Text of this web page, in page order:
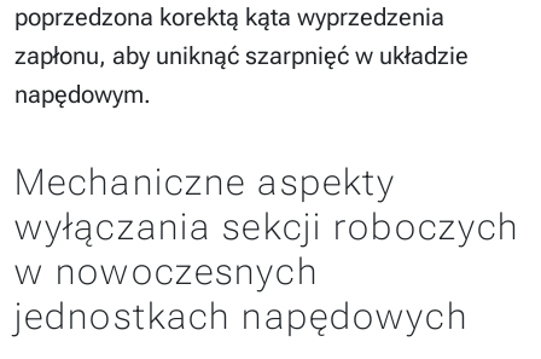
poprzedzona korektą kąta wyprzedzenia
zapłonu, aby uniknąć szarpnięć w układzie
napędowym.
Mechaniczne aspekty
wyłączania sekcji roboczych
w nowoczesnych
jednostkach napędowych